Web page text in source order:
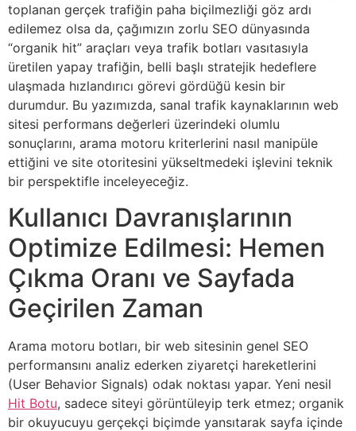
toplanan gerçek trafiğin paha biçilmezliği göz ardı
edilemez olsa da, çağımızın zorlu SEO dünyasında
“organik hit” araçları veya trafik botları vasıtasıyla
üretilen yapay trafiğin, belli başlı stratejik hedeflere
ulaşmada hızlandırıcı görevi gördüğü kesin bir
durumdur. Bu yazımızda, sanal trafik kaynaklarının web
sitesi performans değerleri üzerindeki olumlu
sonuçlarını, arama motoru kriterlerini nasıl manipüle
ettiğini ve site otoritesini yükseltmedeki işlevini teknik
bir perspektifle inceleyeceğiz.
Kullanıcı Davranışlarının
Optimize Edilmesi: Hemen
Çıkma Oranı ve Sayfada
Geçirilen Zaman
Arama motoru botları, bir web sitesinin genel SEO
performansını analiz ederken ziyaretçi hareketlerini
(User Behavior Signals) odak noktası yapar. Yeni nesil
Hit Botu, sadece siteyi görüntüleyip terk etmez; organik
bir okuyucuyu gerçekçi biçimde yansıtarak sayfa içinde